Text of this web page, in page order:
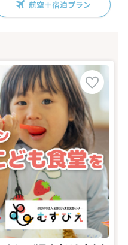
航空＋宿泊プラン